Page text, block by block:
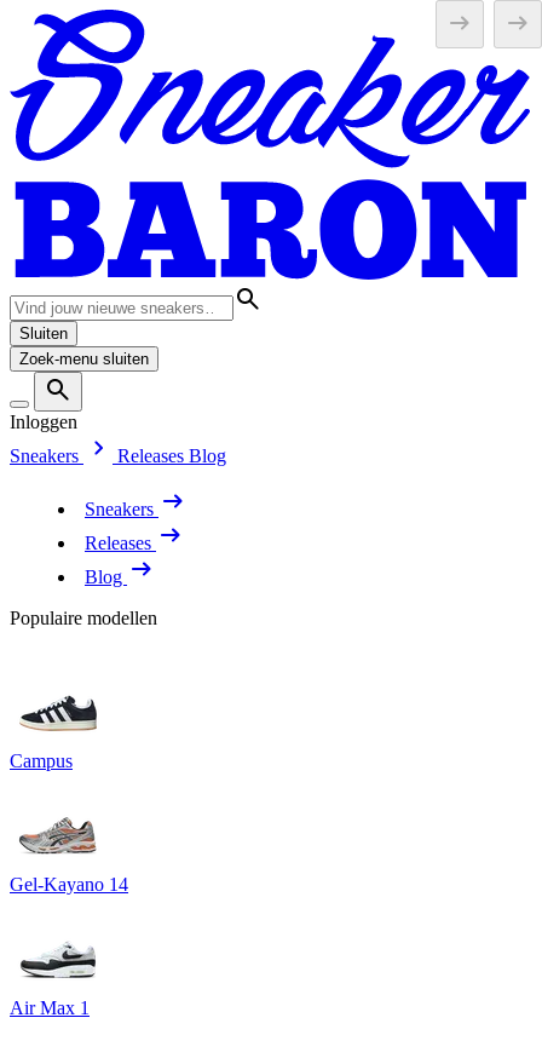
Sluiten
Zoek-menu sluiten
Inloggen
Sneakers
Releases Blog
Sneakers
Releases
Blog
Populaire modellen
Campus
Gel-Kayano 14
Air Max 1